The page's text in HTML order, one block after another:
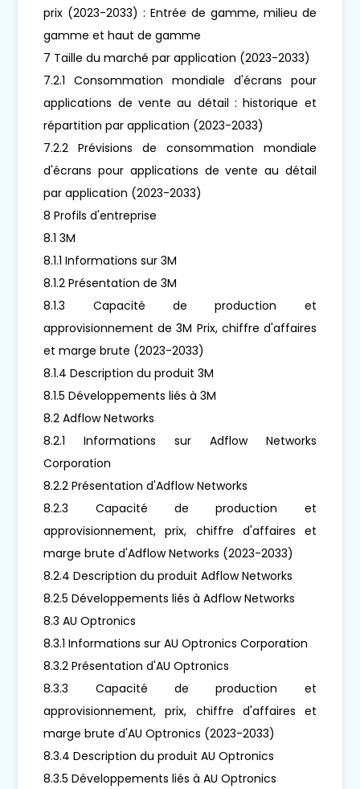
prix (2023-2033) : Entrée de gamme, milieu de
gamme et haut de gamme
7 Taille du marché par application (2023-2033)
7.2.1 Consommation mondiale d'écrans pour
applications de vente au détail : historique et
répartition par application (2023-2033)
7.2.2 Prévisions de consommation mondiale
d'écrans pour applications de vente au détail
par application (2023-2033)
8 Profils d'entreprise
8.1 3M
8.1.1 Informations sur 3M
8.1.2 Présentation de 3M
8.1.3 Capacité de production et
approvisionnement de 3M Prix, chiffre d'affaires
et marge brute (2023-2033)
8.1.4 Description du produit 3M
8.1.5 Développements liés à 3M
8.2 Adflow Networks
8.2.1 Informations sur Adflow Networks
Corporation
8.2.2 Présentation d'Adflow Networks
8.2.3 Capacité de production et
approvisionnement, prix, chiffre d'affaires et
marge brute d'Adflow Networks (2023-2033)
8.2.4 Description du produit Adflow Networks
8.2.5 Développements liés à Adflow Networks
8.3 AU Optronics
8.3.1 Informations sur AU Optronics Corporation
8.3.2 Présentation d'AU Optronics
8.3.3 Capacité de production et
approvisionnement, prix, chiffre d'affaires et
marge brute d'AU Optronics (2023-2033)
8.3.4 Description du produit AU Optronics
8.3.5 Développements liés à AU Optronics